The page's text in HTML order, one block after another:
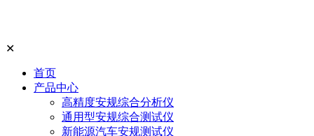
✕
首页
产品中心
高精度安规综合分析仪
通用型安规综合测试仪
新能源汽车安规测试仪